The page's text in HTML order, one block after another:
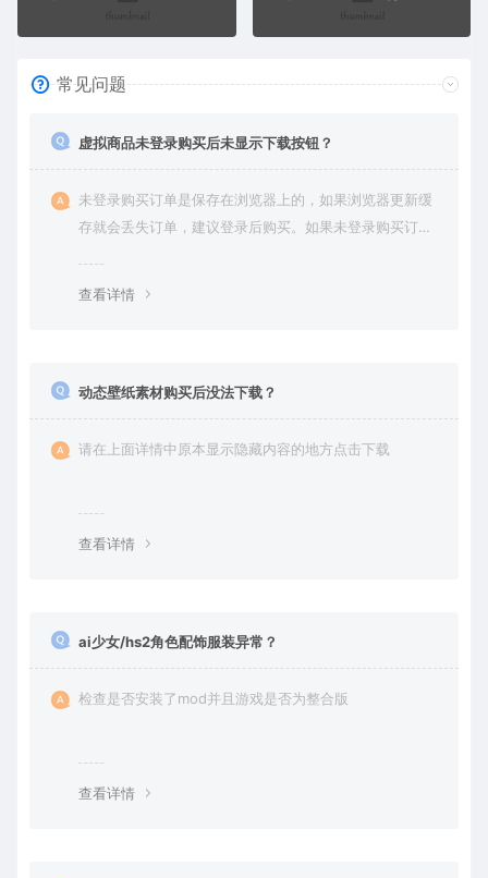
常见问题
虚拟商品未登录购买后未显示下载按钮？
未登录购买订单是保存在浏览器上的，如果浏览器更新缓
存就会丢失订单，建议登录后购买。如果未登录购买订单
查看详情
动态壁纸素材购买后没法下载？
请在上面详情中原本显示隐藏内容的地方点击下载
查看详情
ai少女/hs2角色配饰服装异常？
检查是否安装了mod并且游戏是否为整合版
查看详情